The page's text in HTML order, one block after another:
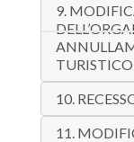
9.
10.
11.